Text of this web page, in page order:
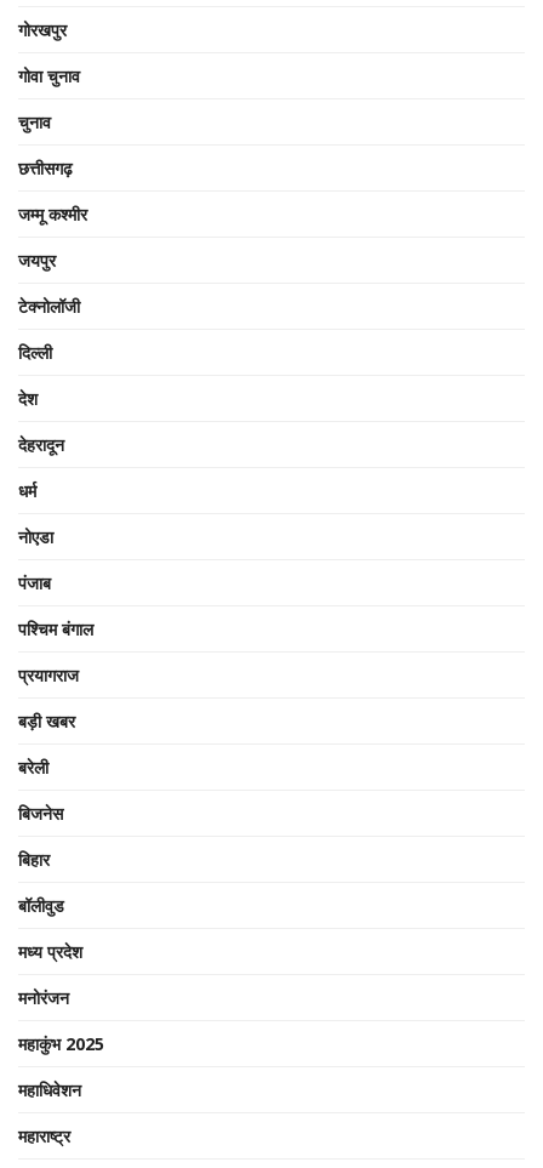
गोरखपुर
गोवा चुनाव
चुनाव
छत्तीसगढ़
जम्मू कश्मीर
जयपुर
टेक्नोलॉजी
दिल्ली
देश
देहरादून
धर्म
नोएडा
पंजाब
पश्चिम बंगाल
प्रयागराज
बड़ी खबर
बरेली
बिजनेस
बिहार
बॉलीवुड
मध्य प्रदेश
मनोरंजन
महाकुंभ 2025
महाधिवेशन
महाराष्ट्र